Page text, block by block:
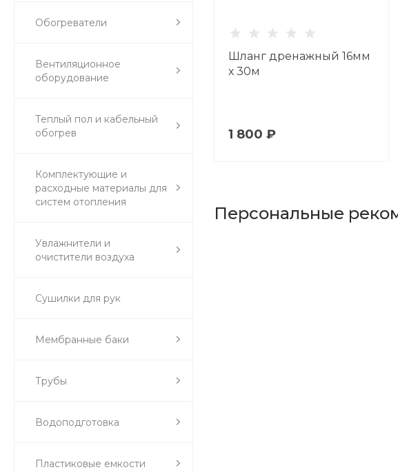
Обогреватели
Вентиляционное
оборудование
Теплый пол и кабельный
обогрев
Комплектующие и
расходные материалы для
систем отопления
Увлажнители и
очистители воздуха
Сушилки для рук
Мембранные баки
Трубы
Водоподготовка
Пластиковые емкости
Шланг дренажный 16мм
х 30м
1 800 ₽
Персональные